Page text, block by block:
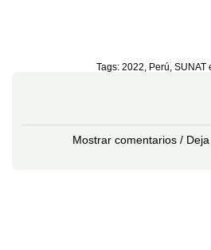
Tags: 2022, Perú, SUNAT
Mostrar comentarios /